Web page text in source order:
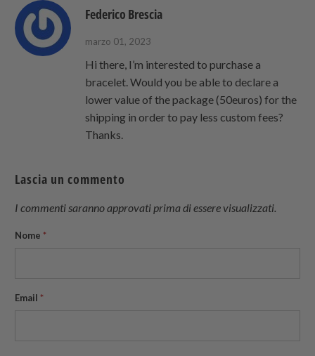
Federico Brescia
marzo 01, 2023
Hi there, I’m interested to purchase a
bracelet. Would you be able to declare a
lower value of the package (50euros) for the
shipping in order to pay less custom fees?
Thanks.
Lascia un commento
I commenti saranno approvati prima di essere visualizzati.
Nome *
Email *